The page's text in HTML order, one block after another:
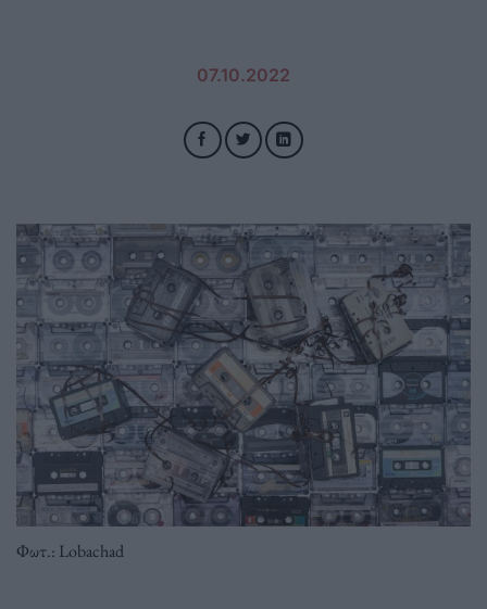
07.10.2022
Φωτ.: Lobachad